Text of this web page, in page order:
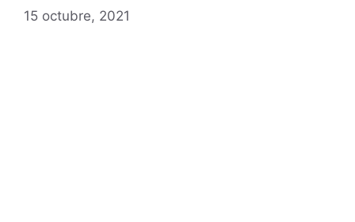
15 octubre, 2021